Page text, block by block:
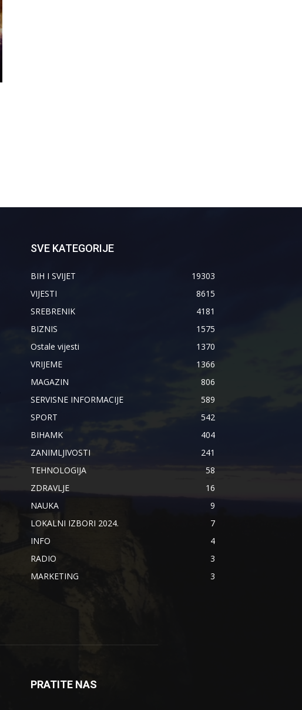
SVE KATEGORIJE
BIH I SVIJET
19303
VIJESTI
8615
SREBRENIK
4181
BIZNIS
1575
Ostale vijesti
1370
VRIJEME
1366
MAGAZIN
806
SERVISNE INFORMACIJE
589
SPORT
542
BIHAMK
404
ZANIMLJIVOSTI
241
TEHNOLOGIJA
58
ZDRAVLJE
16
NAUKA
9
LOKALNI IZBORI 2024.
7
INFO
4
RADIO
3
MARKETING
3
PRATITE NAS